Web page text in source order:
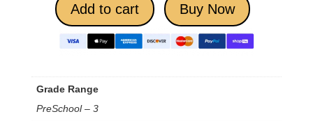
Add to cart Buy Now
Grade Range
PreSchool – 3